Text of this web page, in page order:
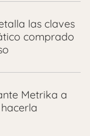
las claves
comprado
Metrika a